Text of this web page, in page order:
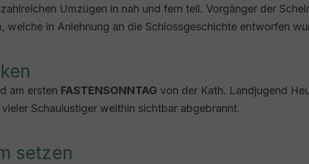
Umzügen in nah und fern teil. Vorgänger der
welche in Anlehnung an die Schlossgeschichte entworfen
am ersten FASTENSONNTAG von der Kath. Landjugend
Schaulustiger weithin sichtbar abgebrannt.
setzen